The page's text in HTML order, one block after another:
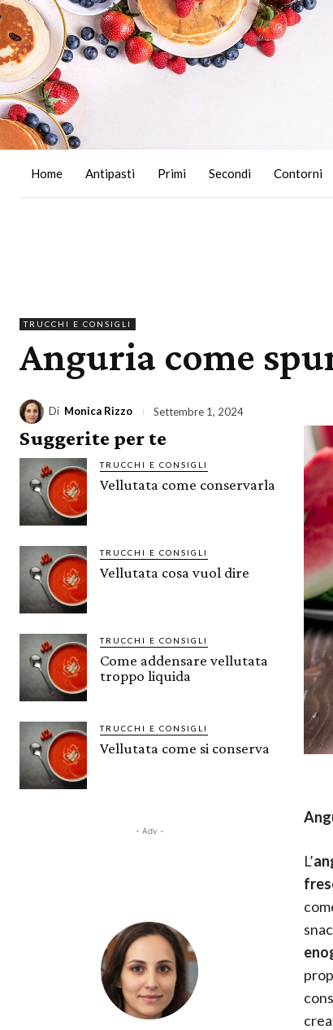
Home Antipasti Primi Secondi Contorni
TRUCCHI E CONSIGLI
Anguria come
Di Monica Rizzo Settembre 1, 2024
Suggerite per te
TRUCCHI E CONSIGLI
Vellutata come conservarla
TRUCCHI E CONSIGLI
Vellutata cosa vuol dire
TRUCCHI E CONSIGLI
Come addensare vellutata
troppo liquida
TRUCCHI E CONSIGLI
Vellutata come si conserva
- Adv -
L’